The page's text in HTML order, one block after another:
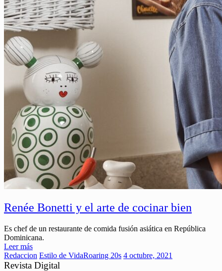
Renée Bonetti y el arte de cocinar bien
Es chef de un restaurante de comida fusión asiática en República
Dominicana.
Leer más
Redaccion Estilo de VidaRoaring 20s 4 octubre, 2021
Revista Digital